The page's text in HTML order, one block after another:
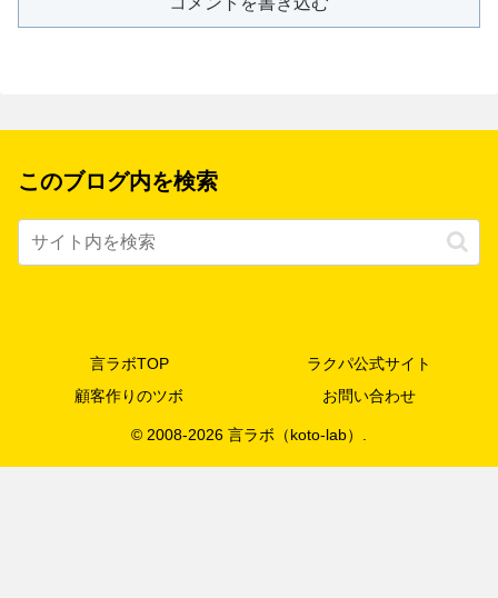
このブログ内を検索
言ラボTOP
ラクパ公式サイト
顧客作りのツボ
お問い合わせ
© 2008-2026 言ラボ（koto-lab）.